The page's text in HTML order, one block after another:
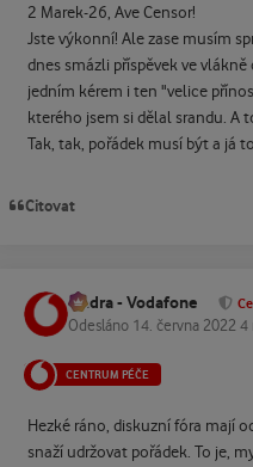
2 Marek-26, Ave Censor!
Jste výkonní! Ale zase musím
dnes smázli příspěvek ve
jedním kérem i ten "velice
kterého jsem si dělal srandu. A
Tak, tak, pořádek musí být a já
Citovat
Ondra - Vodafone
Odesláno 14. června 2022 4
CENTRUM PÉČE
Hezké ráno, diskuzní fóra mají
snaží udržovat pořádek. To je,